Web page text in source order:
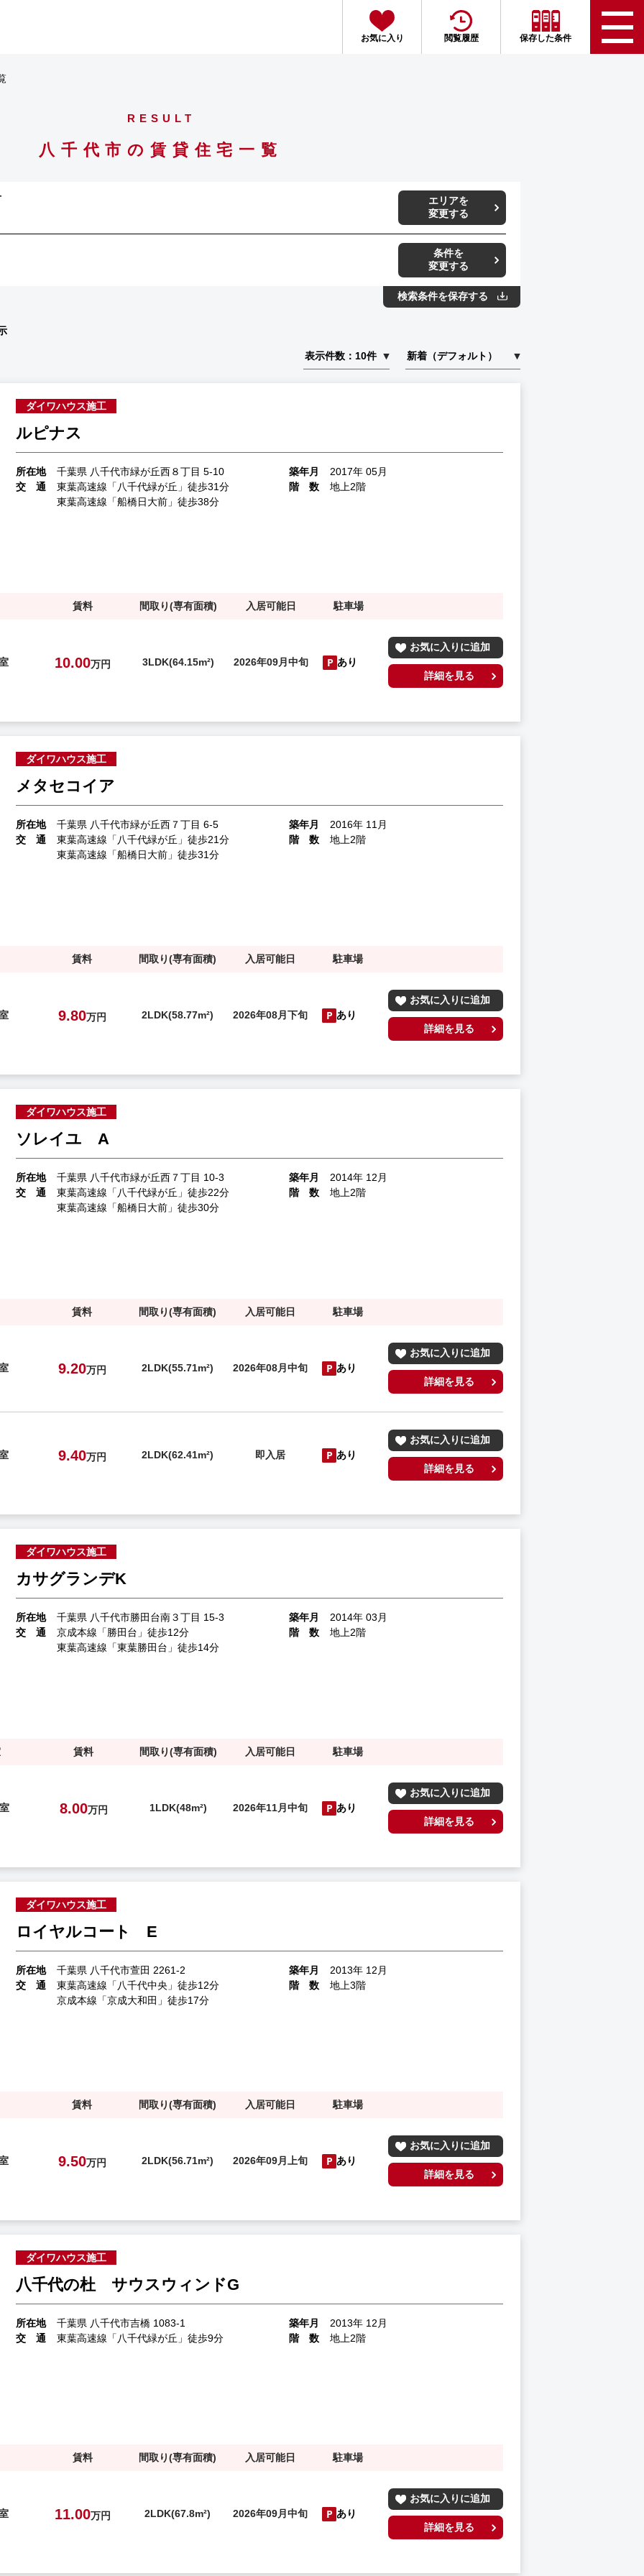
お気に入り 閲覧履歴 保存した条件
RESULT
八千代市の賃貸住宅一覧
エリアを
変更する
条件を
変更する
検索条件を保存する
ダイワハウス施工
ルピナス
所在地 千葉県 八千代市緑が丘西８丁目 5-10 築年月
2017年 05月
交 通
東葉高速線「八千代緑が丘」徒歩31分
東葉高速線「船橋日大前」徒歩38分
階 数 地上2階
賃料 間取り(専有面積) 入居可能日 駐車場
10.00万円 3LDK(64.15m²) 2026年09月中旬 あり
お気に入りに追加
詳細を見る
ダイワハウス施工
メタセコイア
所在地 千葉県 八千代市緑が丘西７丁目 6-5 築年月
2016年 11月
交 通
東葉高速線「八千代緑が丘」徒歩21分
東葉高速線「船橋日大前」徒歩31分
階 数 地上2階
賃料 間取り(専有面積) 入居可能日 駐車場
9.80万円 2LDK(58.77m²) 2026年08月下旬 あり
お気に入りに追加
詳細を見る
ダイワハウス施工
ソレイユ A
所在地 千葉県 八千代市緑が丘西７丁目 10-3 築年月
2014年 12月
交 通
東葉高速線「八千代緑が丘」徒歩22分
東葉高速線「船橋日大前」徒歩30分
階 数 地上2階
賃料 間取り(専有面積) 入居可能日 駐車場
9.20万円 2LDK(55.71m²) 2026年08月中旬 あり
お気に入りに追加
詳細を見る
9.40万円 2LDK(62.41m²) 即入居 あり
お気に入りに追加
詳細を見る
ダイワハウス施工
カサグランデK
所在地 千葉県 八千代市勝田台南３丁目 15-3 築年月
2014年 03月
交 通
京成本線「勝田台」徒歩12分
東葉高速線「東葉勝田台」徒歩14分
階 数 地上2階
賃料 間取り(専有面積) 入居可能日 駐車場
8.00万円 1LDK(48m²) 2026年11月中旬 あり
お気に入りに追加
詳細を見る
ダイワハウス施工
ロイヤルコート E
所在地 千葉県 八千代市萱田 2261-2 築年月
2013年 12月
交 通
東葉高速線「八千代中央」徒歩12分
京成本線「京成大和田」徒歩17分
階 数 地上3階
賃料 間取り(専有面積) 入居可能日 駐車場
9.50万円 2LDK(56.71m²) 2026年09月上旬 あり
お気に入りに追加
詳細を見る
ダイワハウス施工
八千代の杜 サウスウィンドG
所在地 千葉県 八千代市吉橋 1083-1 築年月
2013年 12月
交 通
東葉高速線「八千代緑が丘」徒歩9分 階 数 地上2階
賃料 間取り(専有面積) 入居可能日 駐車場
11.00万円 2LDK(67.8m²) 2026年09月中旬 あり
お気に入りに追加
詳細を見る